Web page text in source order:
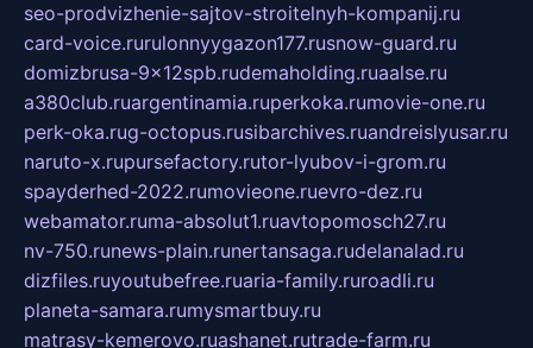
seo-prodvizhenie-sajtov-stroitelnyh-kompanij.ru
card-voice.rurulonnyygazon177.rusnow-guard.ru
domizbrusa-9x12spb.rudemaholding.ruaalse.ru
a380club.ruargentinamia.ruperkoka.rumovie-one.ru
perk-oka.rug-octopus.rusibarchives.ruandreislyusar.ru
naruto-x.rupursefactory.rutor-lyubov-i-grom.ru
spayderhed-2022.rumovieone.ruevro-dez.ru
webamator.ruma-absolut1.ruavtopomosch27.ru
nv-750.runews-plain.runertansaga.rudelanalad.ru
dizfiles.ruyoutubefree.ruaria-family.ruroadli.ru
planeta-samara.rumysmartbuy.ru
matrasy-kemerovo.ruashanet.rutrade-farm.ru